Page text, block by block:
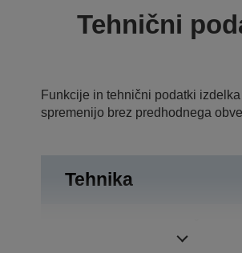
Tehnični
Funkcije in tehnični podatki
spremenijo brez predhodnega
Tehnika